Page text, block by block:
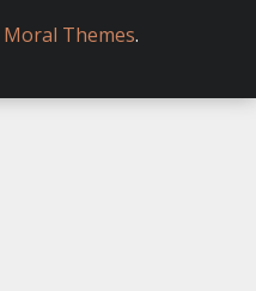
Moral Themes.